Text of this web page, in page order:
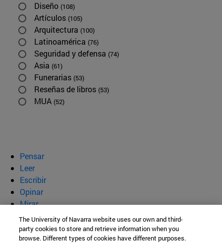
Diseño (108)
Artículos (105)
Arquitectura (100)
Latinoamérica (76)
Seguridad y defensa (74)
Asia (61)
Funerarias (53)
Reseñas de libros (53)
MUA (52)
Pensar
Leer
Escribir
Opinar
Mirar
Quiénes somos
BeBrave
The University of Navarra website uses our own and third-
party cookies to store and retrieve information when you
browse. Different types of cookies have different purposes.